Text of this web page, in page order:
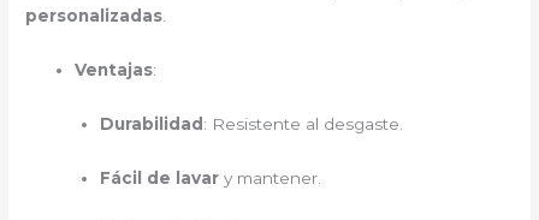
personalizadas.
Ventajas:
Durabilidad : Resistente al desgaste.
Fácil de lavary mantener.